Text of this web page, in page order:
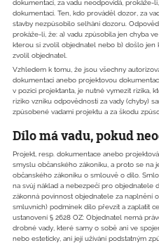
dokumentaci, za vadu neodpovídá, prokáže-
dokumentaci. Ten, kdo prováděl dozor, za
stavby nezpůsobilo selhání dozoru.
prokáže-li, že: a) vadu způsobila jen chyba
kterou si zvolil objednatel nebo b) došlo jen
zvolil objednatel.
Vzhledem k tomu, že jsou všechny
dokumentaci anebo projektovou
v pozici projektanta, je nutné vymezit rizika,
riziko vzniku odpovědnosti za vady (chyby)
způsobené vadami projektu a za škodu
Dílo má vadu, pokud
Projekt, resp. dokumentace anebo
smyslu občanského zákoníku, a proto se na
občanského zákoníku o smlouvě o dílo.
na svůj náklad a nebezpečí pro objednatele
zákonná povinnost objednatele za naplnění
smluvních) podmínek dílo převzít a zaplatit
ustanovení § 2628 OZ: Objednatel nemá
drobné vady, které samy o sobě ani ve
nebo esteticky, ani její užívání podstatným